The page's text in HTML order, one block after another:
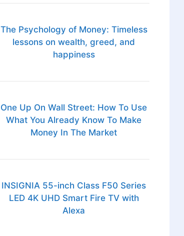
The Psychology of Money: Timeless
lessons on wealth, greed, and
happiness
One Up On Wall Street: How To Use
What You Already Know To Make
Money In The Market
INSIGNIA 55-inch Class F50 Series
LED 4K UHD Smart Fire TV with
Alexa